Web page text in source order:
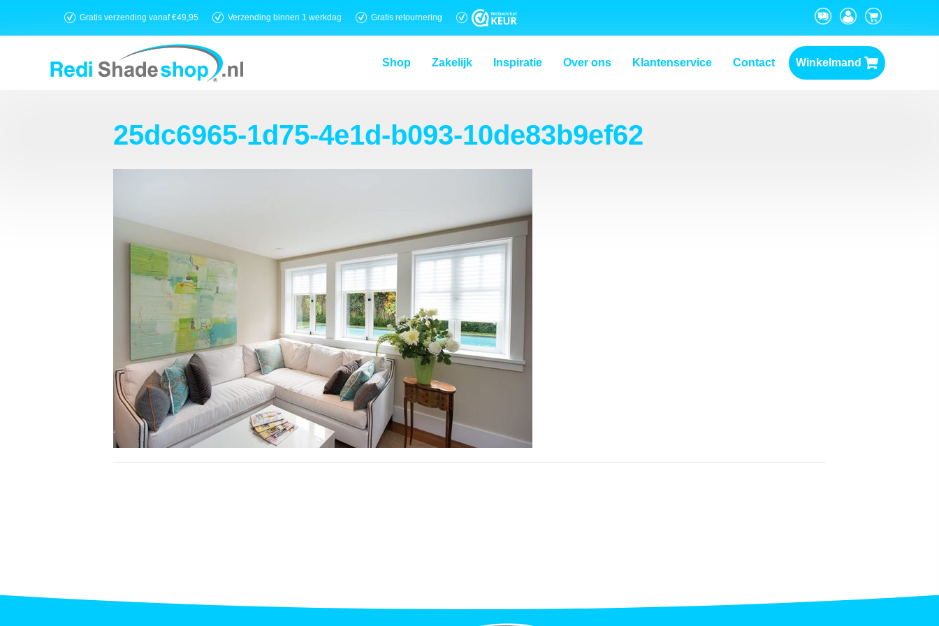
Gratis verzending vanaf €49,95 Verzending binnen 1 werkdag Gratis retournering
Shop Zakelijk Inspiratie Over ons Klantenservice Contact Winkelmand
25dc6965-1d75-4e1d-b093-10de83b9ef62